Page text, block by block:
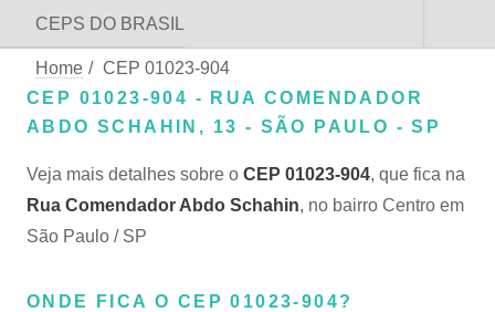
CEPS DO BRASIL
Home / CEP 01023-904
CEP 01023-904 - RUA COMENDADOR
ABDO SCHAHIN, 13 - SÃO PAULO - SP
Veja mais detalhes sobre o CEP 01023-904, que fica na
Rua Comendador Abdo Schahin, no bairro Centro em
São Paulo / SP
ONDE FICA O CEP 01023-904?